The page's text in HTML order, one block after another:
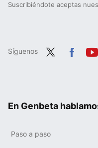
Suscribiéndote aceptas
Síguenos
En Genbeta
Paso a paso